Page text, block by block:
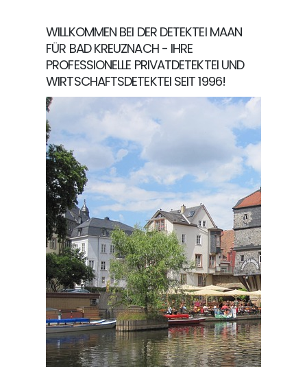
WILLKOMMEN BEI DER DETEKTEI MAAN
FÜR BAD KREUZNACH - IHRE
PROFESSIONELLE PRIVATDETEKTEI UND
WIRTSCHAFTSDETEKTEI SEIT 1996!